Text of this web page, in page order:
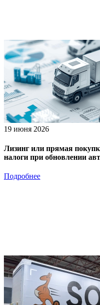
19 июня 2026
Лизинг или прямая
налоги при обновлении
Подробнее